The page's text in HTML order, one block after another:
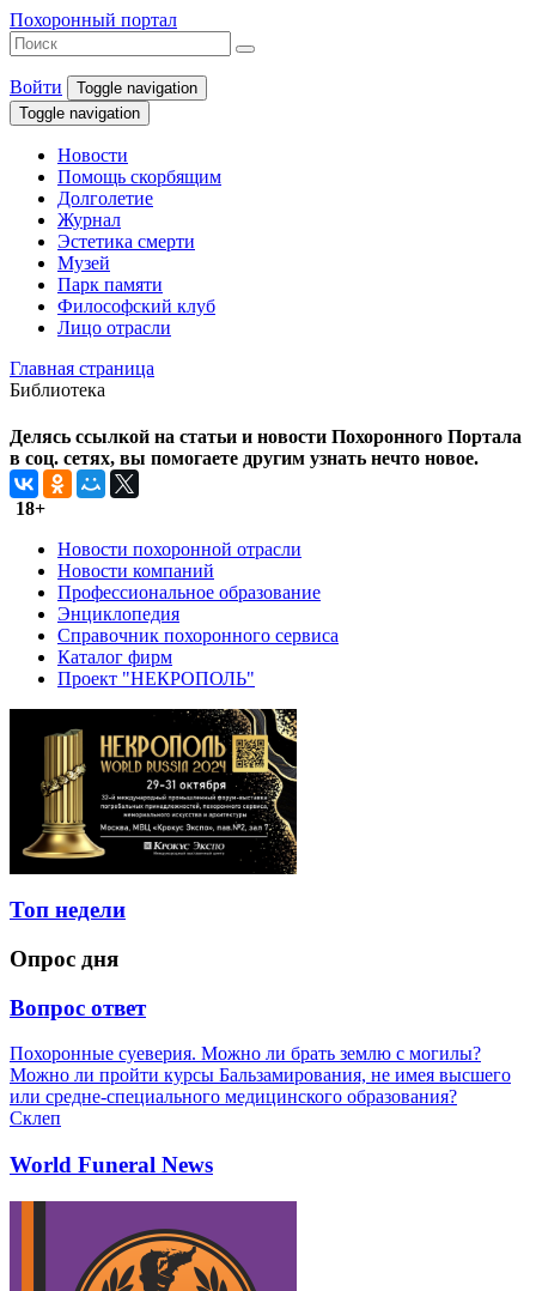
Похоронный портал
Войти
Toggle navigation
Toggle navigation
Новости
Помощь скорбящим
Долголетие
Журнал
Эстетика смерти
Музей
Парк памяти
Философский клуб
Лицо отрасли
Главная страница
Библиотека
Делясь ссылкой на статьи и новости Похоронного Портала
в соц. сетях, вы помогаете другим узнать нечто новое.
18+
Новости похоронной отрасли
Новости компаний
Профессиональное образование
Энциклопедия
Справочник похоронного сервиса
Каталог фирм
Проект "НЕКРОПОЛЬ"
Топ недели
Опрос дня
Вопрос ответ
Похоронные суеверия. Можно ли брать землю с могилы?
Можно ли пройти курсы Бальзамирования, не имея высшего
или средне-специального медицинского образования?
Склеп
World Funeral News